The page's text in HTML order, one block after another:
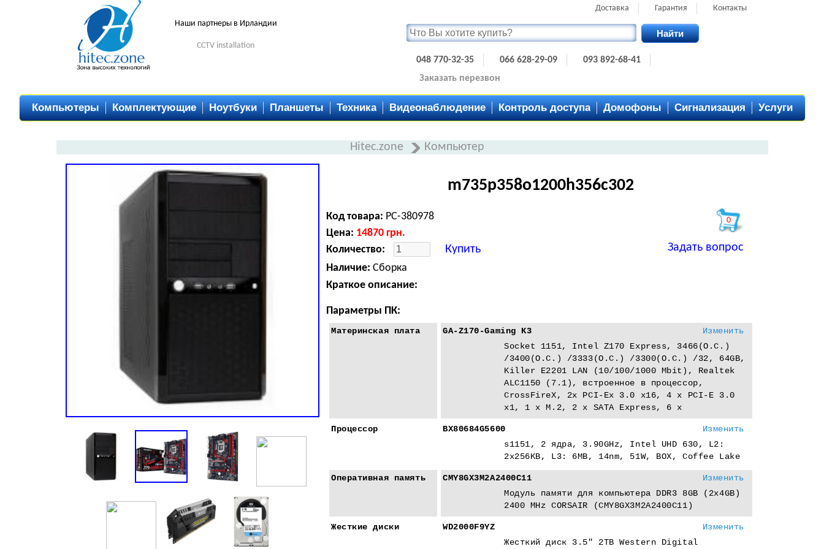
Наши партнеры в Ирландии
CCTV installation
Доставка Гарантия Контакты
Найти
048 770-32-35 066 628-29-09
093 892-68-41
Заказать перезвон
Компьютеры Комплектующие Ноутбуки Планшеты Техника Видеонаблюдение Контроль доступа Домофоны Сигнализация Услуги
Hitec.zone Компьютер
m735p358o1200h356c302
Код товара: PC-380978 0
Цена: 14870 грн.
Количество:
Купить Задать вопрос
Наличие: Сборка
Краткое описание:
Параметры ПК:
Материнская плата GA-Z170-Gaming K3
Изменить
Socket 1151, Intel Z170 Express, 3466(O.C.)
/3400(O.C.) /3333(O.C.) /3300(O.C.) /32, 64GB,
Killer E2201 LAN (10/100/1000 Mbit), Realtek
ALC1150 (7.1), встроенное в процессор,
CrossFireX, 2x PCI-Eх 3.0 x16, 4 x PCI-E 3.0
x1, 1 x M.2, 2 x SATA Express, 6 x
Процессор BX80684G5600
Изменить
s1151, 2 ядра, 3.90GHz, Intel UHD 630, L2:
2x256KB, L3: 6MB, 14nm, 51W, BOX, Coffee Lake
Оперативная память CMY8GX3M2A2400C11
Изменить
Модуль памяти для компьютера DDR3 8GB (2x4GB)
2400 MHz CORSAIR (CMY8GX3M2A2400C11)
Жесткие диски WD2000F9YZ
Изменить
Жесткий диск 3.5" 2TB Western Digital